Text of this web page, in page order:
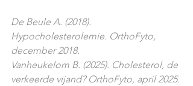
De Beule A. (2018).
Hypocholesterolemie. OrthoFyto,
december 2018.
Vanheukelom B. (2025). Cholesterol, de
verkeerde vijand? OrthoFyto, april 2025.